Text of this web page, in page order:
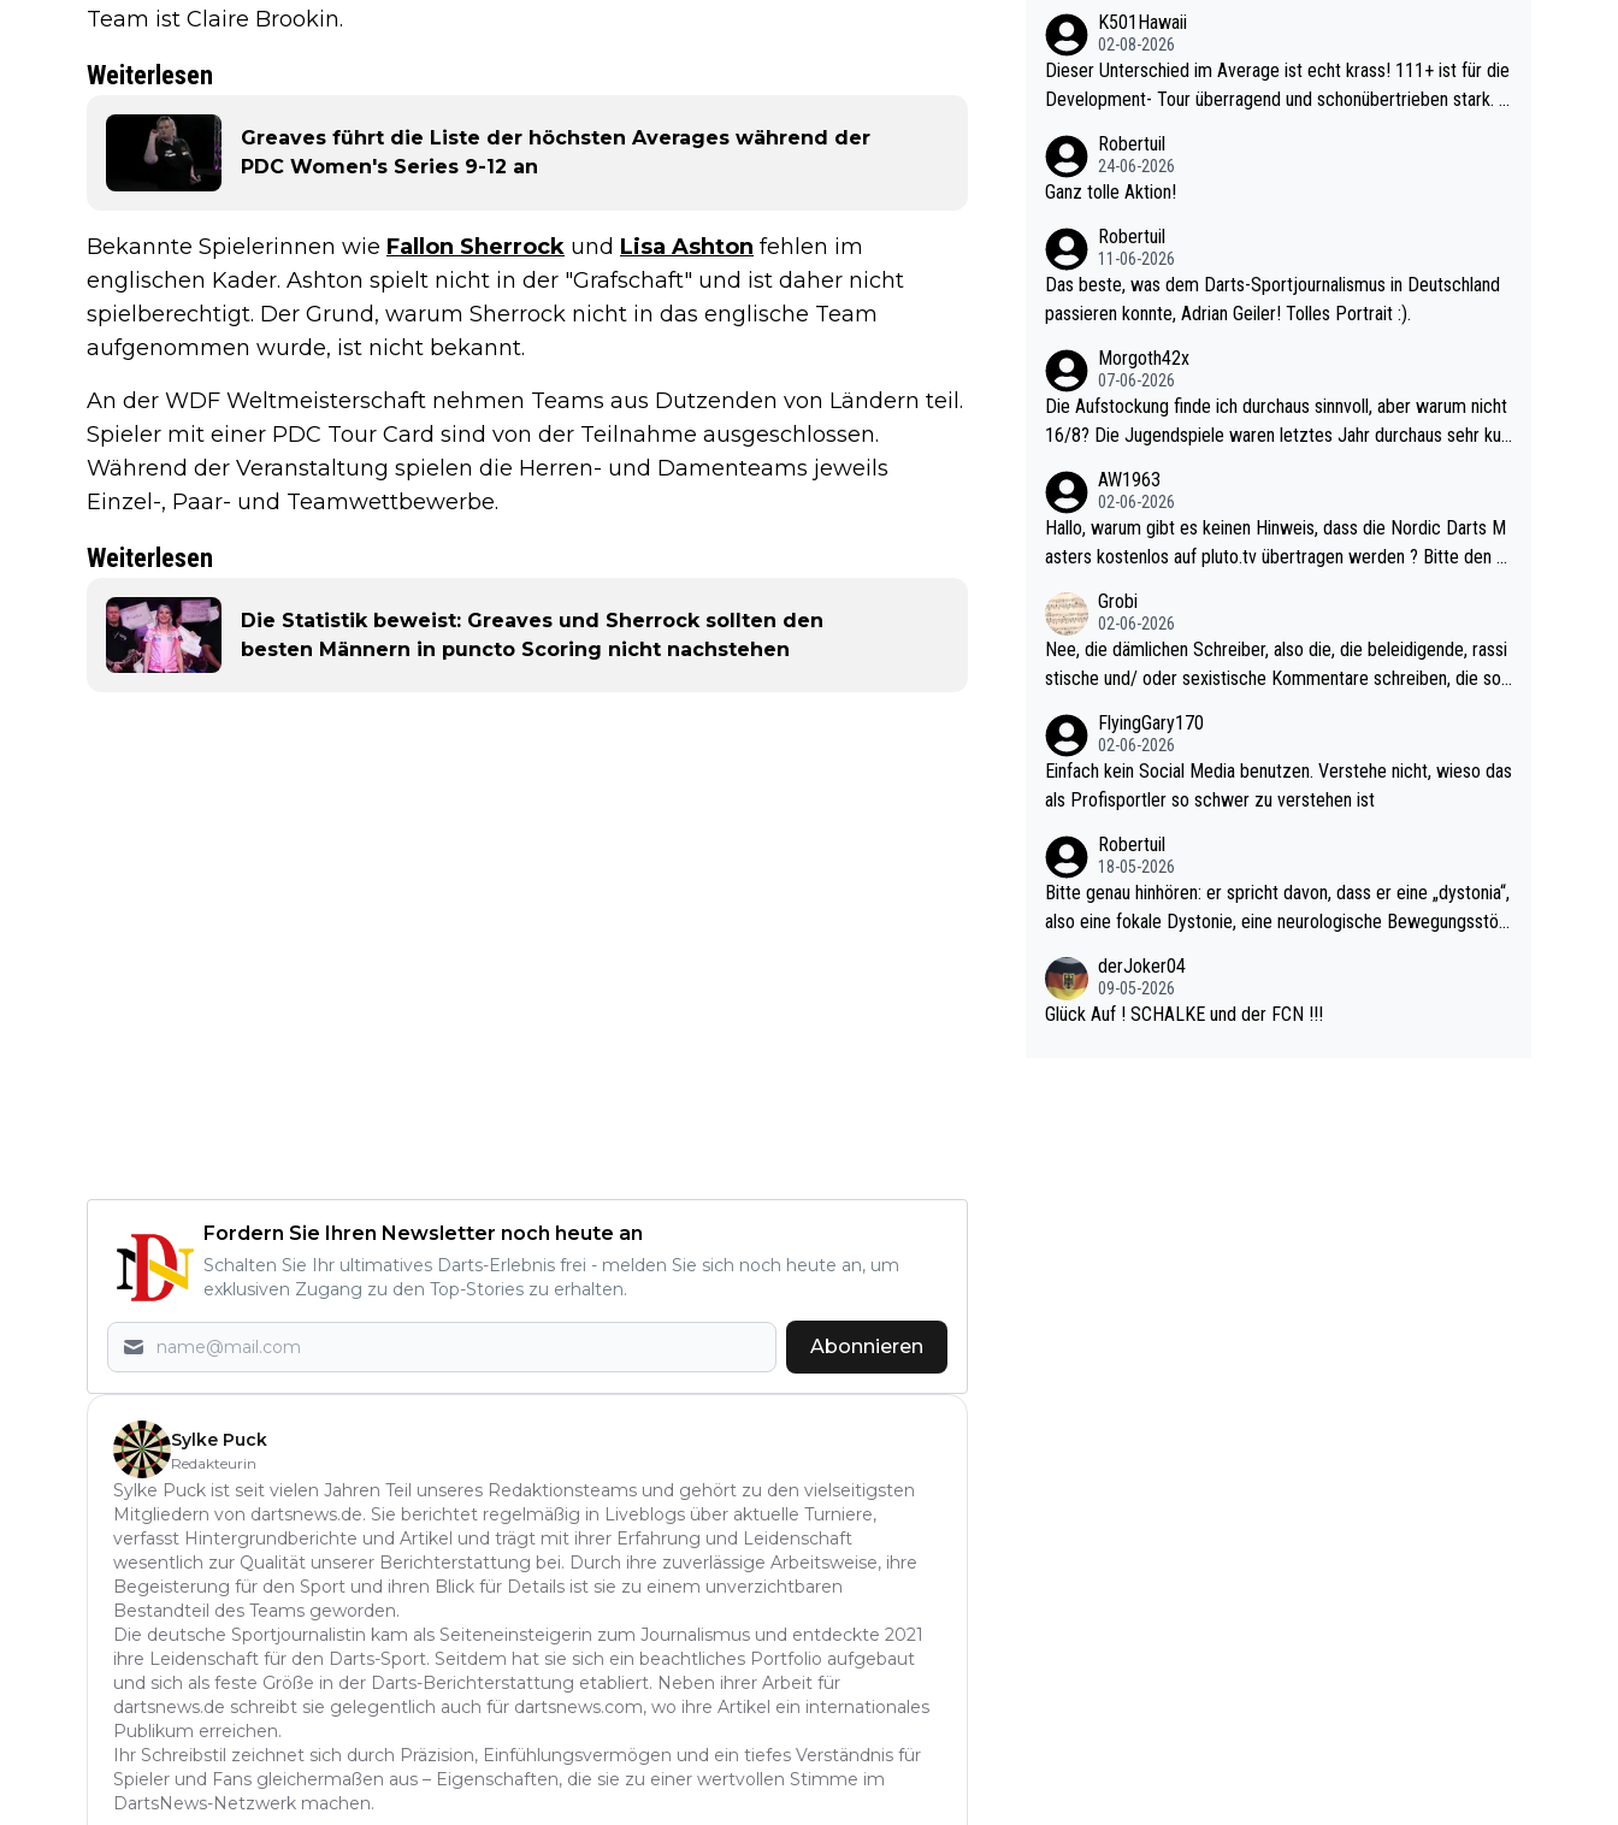
Team ist Claire Brookin.
Weiterlesen
Greaves führt die Liste der höchsten Averages während der
PDC Women's Series 9-12 an
Bekannte Spielerinnen wie Fallon Sherrock und Lisa Ashton fehlen im
englischen Kader. Ashton spielt nicht in der "Grafschaft" und ist daher nicht
spielberechtigt. Der Grund, warum Sherrock nicht in das englische Team
aufgenommen wurde, ist nicht bekannt.
An der WDF Weltmeisterschaft nehmen Teams aus Dutzenden von Ländern teil.
Spieler mit einer PDC Tour Card sind von der Teilnahme ausgeschlossen.
Während der Veranstaltung spielen die Herren- und Damenteams jeweils
Einzel-, Paar- und Teamwettbewerbe.
Weiterlesen
Die Statistik beweist: Greaves und Sherrock sollten den
besten Männern in puncto Scoring nicht nachstehen
Fordern Sie Ihren Newsletter noch heute an
Schalten Sie Ihr ultimatives Darts-Erlebnis frei - melden Sie sich noch heute an, um
exklusiven Zugang zu den Top-Stories zu erhalten.
Abonnieren
Sylke Puck
Redakteurin
Sylke Puck ist seit vielen Jahren Teil unseres Redaktionsteams und gehört zu den vielseitigsten
Mitgliedern von dartsnews.de. Sie berichtet regelmäßig in Liveblogs über aktuelle Turniere,
verfasst Hintergrundberichte und Artikel und trägt mit ihrer Erfahrung und Leidenschaft
wesentlich zur Qualität unserer Berichterstattung bei. Durch ihre zuverlässige Arbeitsweise, ihre
Begeisterung für den Sport und ihren Blick für Details ist sie zu einem unverzichtbaren
Bestandteil des Teams geworden.
Die deutsche Sportjournalistin kam als Seiteneinsteigerin zum Journalismus und entdeckte 2021
ihre Leidenschaft für den Darts-Sport. Seitdem hat sie sich ein beachtliches Portfolio aufgebaut
und sich als feste Größe in der Darts-Berichterstattung etabliert. Neben ihrer Arbeit für
dartsnews.de schreibt sie gelegentlich auch für dartsnews.com, wo ihre Artikel ein internationales
Publikum erreichen.
Ihr Schreibstil zeichnet sich durch Präzision, Einfühlungsvermögen und ein tiefes Verständnis für
Spieler und Fans gleichermaßen aus – Eigenschaften, die sie zu einer wertvollen Stimme im
DartsNews-Netzwerk machen.
K501Hawaii
02-08-2026
Dieser Unterschied im Average ist echt krass! 111+ ist für die
Development- Tour überragend und schonübertrieben stark. U
e mal 40+ erst recht. Da gewinnst keinen Blumentopf - ist ja n
och krasser wie ein Pokalspiel eines Kreisligisten vs einem Bu
Robertuil
24-06-2026
Ganz tolle Aktion!
Robertuil
11-06-2026
Das beste, was dem Darts-Sportjournalismus in Deutschland
passieren konnte, Adrian Geiler! Tolles Portrait :).
Morgoth42x
07-06-2026
Die Aufstockung finde ich durchaus sinnvoll, aber warum nicht
16/8? Die Jugendspiele waren letztes Jahr durchaus sehr kur
l. Allerdings ist Mitchell Lawrie als Nummer 1 der Welt eh quali
fiziert. Somit ändert die automatische Qualifikation des Weltm
eisters erstmal nichts. Ich denke sie wollen damit für nächste
d wohl wenig WDF Turniere spielen. Dies war bei Archie Self l
etztes Jahr der Fall. Er musste als amtierender Weltmeister d
urch den Qualifier und ich glaube kaum, dass Mitchel sich das
(in Vegas) antun würde, wenn er doch eigentlich die PDC-WM
als Ziel hat.
AW1963
02-06-2026
Hallo, warum gibt es keinen Hinweis, dass die Nordic Darts M
asters kostenlos auf pluto.tv übertragen werden ? Bitte den A
Grobi
02-06-2026
Nee, die dämlichen Schreiber, also die, die beleidigende, rassi
stische und/ oder sexistische Kommentare schreiben, die soll
nes Leben in den Griff kriegen. Nur eins wundert mich: Luke Li
ttler war doch neulich erst derjenige, der über Social Media G
vV provoziert hat. Und Littlers Mutter schießt öfters mal gege
ehler!
FlyingGary170
02-06-2026
Einfach kein Social Media benutzen. Verstehe nicht, wieso das
als Profisportler so schwer zu verstehen ist
Robertuil
18-05-2026
Bitte genau hinhören: er spricht davon, dass er eine „dystonia“,
also eine fokale Dystonie, eine neurologische Bewegungsstör
werden, im Arm hat. Und, dass Medikamente ihm helfen! Ich gl
aube immer noch, dass sehr viele der Dartits-Fälle fälschlich p
derJoker04
09-05-2026
Glück Auf ! SCHALKE und der FCN !!!